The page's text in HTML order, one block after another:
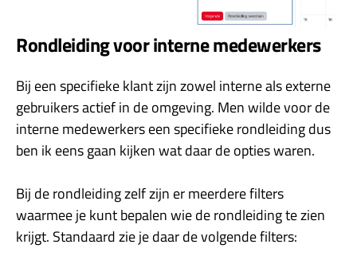
Rondleiding voor interne medewerkers
Bij een specifieke klant zijn zowel interne als externe
gebruikers actief in de omgeving. Men wilde voor de
interne medewerkers een specifieke rondleiding dus
ben ik eens gaan kijken wat daar de opties waren.
Bij de rondleiding zelf zijn er meerdere filters
waarmee je kunt bepalen wie de rondleiding te zien
krijgt. Standaard zie je daar de volgende filters: